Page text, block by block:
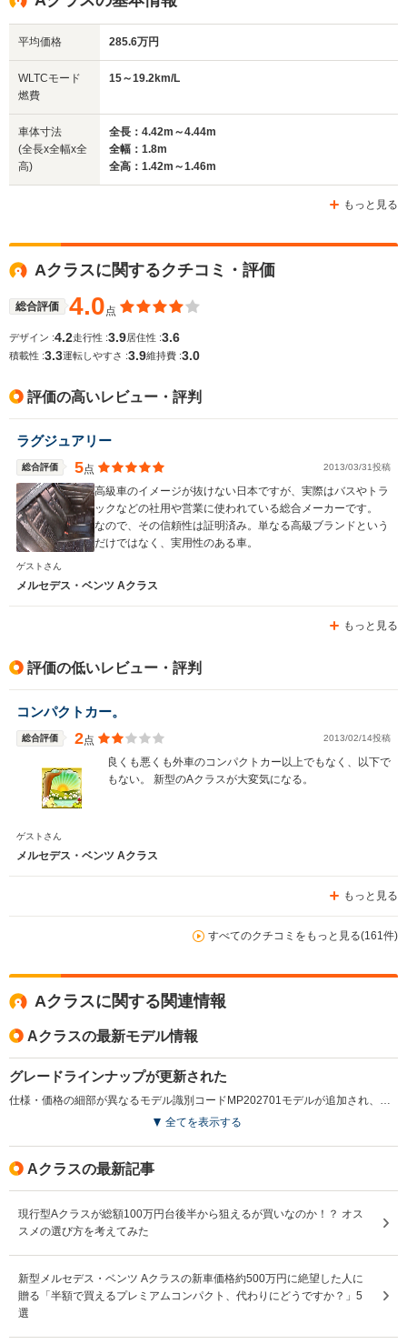
平均価格 285.6万円
WLTCモード
燃費
15～19.2km/L
車体寸法
(全長x全幅x全
高)
全長：4.42m～4.44m
全幅：1.8m
全高：1.42m～1.46m
もっと見る
Aクラスに関するクチコミ・評価
総合評価 4.0 点
デザイン :4.2走行性 :3.9居住性 :3.6
積載性 :3.3運転しやすさ :3.9維持費 :3.0
評価の高いレビュー・評判
ラグジュアリー
総合評価 5点 2013/03/31投稿
高級車のイメージが抜けない日本ですが、実際はバスやトラ
ックなどの社用や営業に使われている総合メーカーです。
なので、その信頼性は証明済み。単なる高級ブランドという
だけではなく、実用性のある車。
ゲストさん
メルセデス・ベンツ Aクラス
もっと見る
評価の低いレビュー・評判
コンパクトカー。
総合評価 2点 2013/02/14投稿
良くも悪くも外車のコンパクトカー以上でもなく、以下で
もない。 新型のAクラスが大変気になる。
ゲストさん
メルセデス・ベンツ Aクラス
もっと見る
すべてのクチコミをもっと見る(161件)
Aクラスに関する関連情報
Aクラスの最新モデル情報
グレードラインナップが更新された
仕様・価格の細部が異なるモデル識別コードMP202701モデルが追加され、詳細な装備内容の見直しなどが行われている。（2026.6）
全てを表示する
Aクラスの最新記事
現行型Aクラスが総額100万円台後半から狙えるが買いなのか！？ オス
スメの選び方を考えてみた
新型メルセデス・ベンツ Aクラスの新車価格約500万円に絶望した人に
贈る「半額で買えるプレミアムコンパクト、代わりにどうですか？」5
選